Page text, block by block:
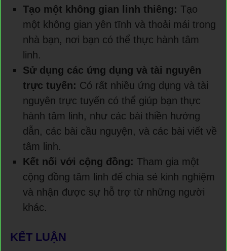
Tạo một không gian linh thiêng: Tạo
một không gian yên tĩnh và thoải mái trong
nhà bạn, nơi bạn có thể thực hành tâm
linh.
Sử dụng các ứng dụng và tài nguyên
trực tuyến: Có rất nhiều ứng dụng và tài
nguyên trực tuyến có thể giúp bạn thực
hành tâm linh, như các bài thiền hướng
dẫn, các bài cầu nguyện, và các bài viết về
tâm linh.
Kết nối với cộng đồng: Tham gia một
cộng đồng tâm linh để chia sẻ kinh nghiệm
và nhận được sự hỗ trợ từ những người
khác.
KẾT LUẬN